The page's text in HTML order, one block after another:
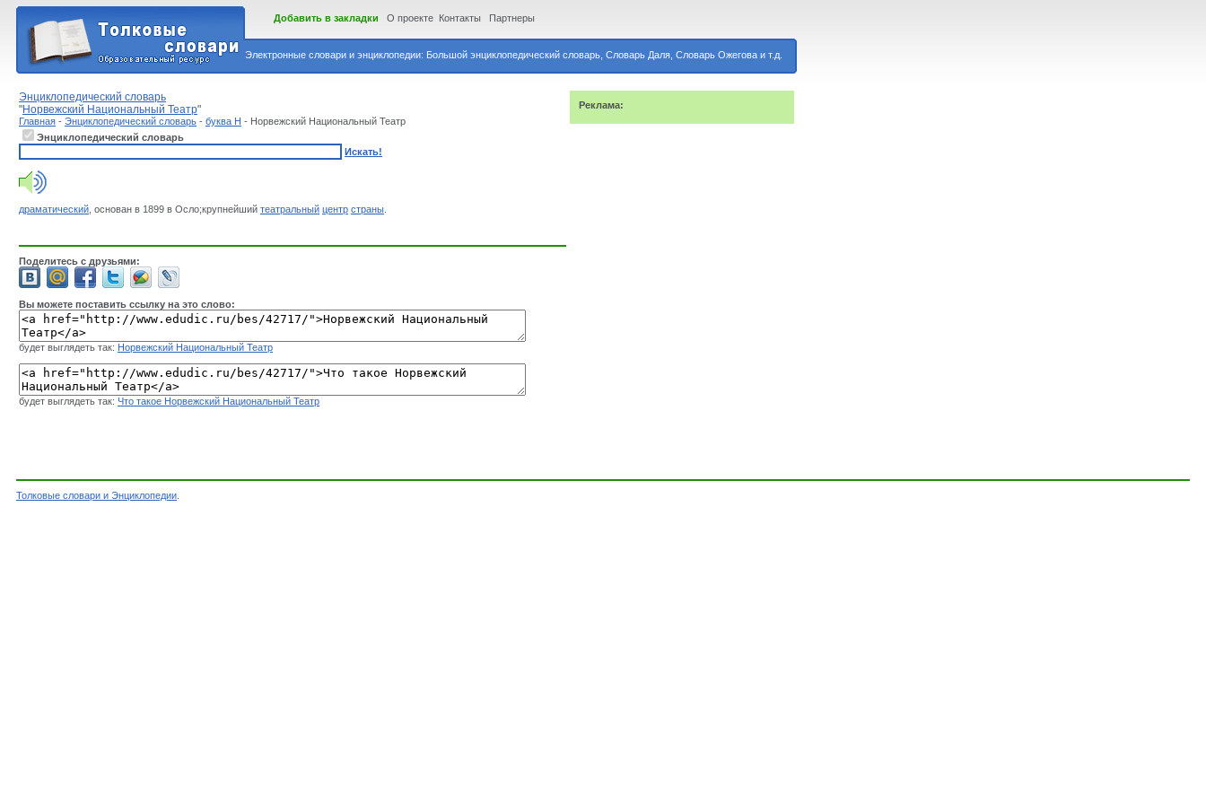
Электронные словари и энциклопедии: Большой энциклопедический словарь, Словарь Даля, Словарь Ожегова и т.д.
Добавить в закладки О проекте Контакты Партнеры
Энциклопедический словарь
"Норвежский Национальный Театр"
Главная - Энциклопедический словарь - буква Н - Норвежский Национальный Театр
Энциклопедический словарь
Искать!
драматический , основан в 1899 в Осло;крупнейший театральный центр страны
Поделитесь с друзьями:
Вы можете поставить ссылку на это слово:
будет выглядеть так: Норвежский Национальный Театр
будет выглядеть так: Что такое Норвежский Национальный Театр
Реклама:
Толковые словари и Энциклопедии